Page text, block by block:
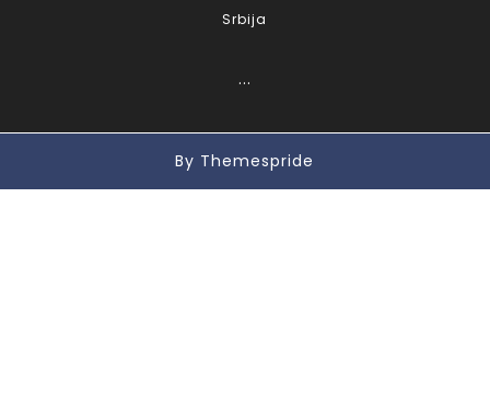
Srbija
...
By Themespride